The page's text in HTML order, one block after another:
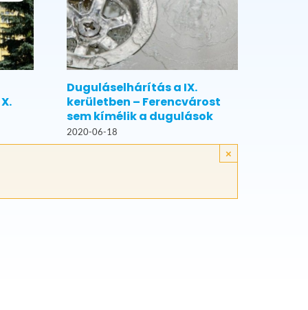
Duguláselhárítás a IX.
kerületben – Ferencvárost
sem kímélik a dugulások
2020-06-18
×